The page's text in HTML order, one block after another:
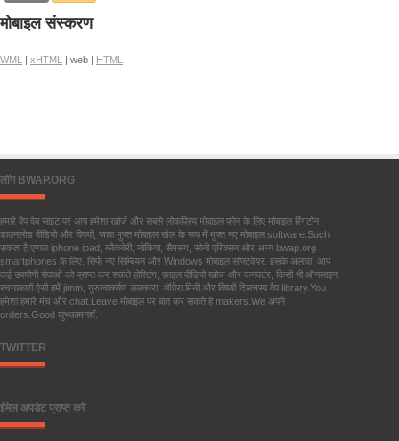
मोबाइल संस्करण
WML xHTML | web | HTML
लॉग BWAP.ORG
हमारे वैप वेब साइट पर आप हमेशा खोजें और सबसे लोकप्रिय मोबाइल फोन के लिए मोबाइल रिंगटोन
डाउनलोड वीडियो और विषयों, जावा मुफ्त मोबाइल खेल के रूप में मुफ्त नए मोबाइल software.Such
सकता है एप्पल iphone ipad, ब्लैकबेरी, नोकिया, सैमसंग, सोनी एरिक्सन और अन्य bwap.org
smartphones के लिए. सिर्फ नए सिम्बियन और Windows मोबाइल सॉफ्टवेयर. इसके अलावा, आप
कई उपयोगी सेवाओं को प्राप्त कर सकते होस्टिंग, फ़ाइल वीडियो खोज और कनवर्टर, किसी भी ऑनलाइन
रचनाकारों ऐसी हमें jimm, गुरुत्वाकर्षण ललकारा, ऑपेरा मिनी और विषयों दिलचस्प वैप library.You
हमेशा हमारे मंच और chat.Leave मोबाइल पर बात कर सकते है makers.We अपने
orders.Good शुभकामनाएँ.
TWITTER
ईमेल अपडेट प्राप्त करें